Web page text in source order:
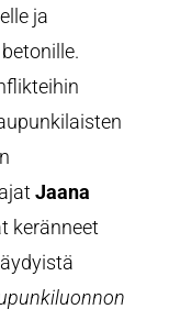
ja
Jaana
keränneet